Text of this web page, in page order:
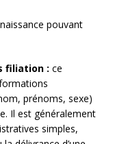
pouvant
filiation : ce
prénoms, sexe)
Il est généralement
simples,